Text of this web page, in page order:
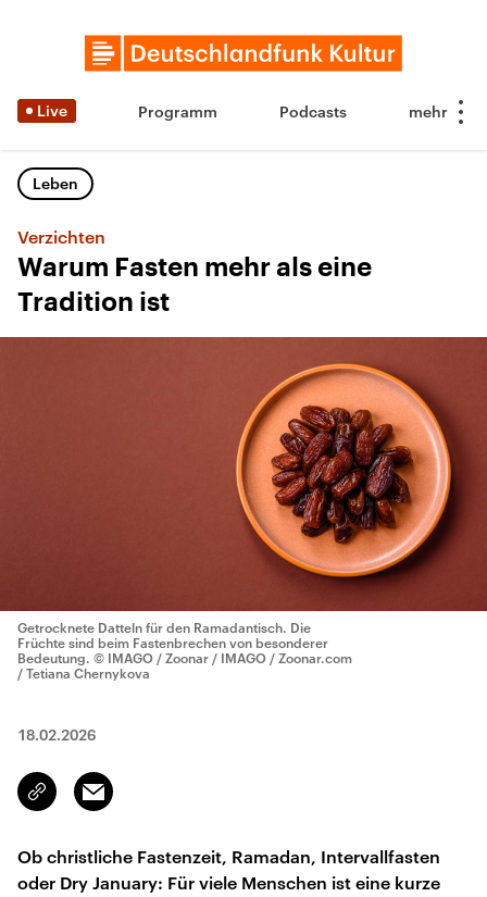
Live Programm Podcasts
Leben
Verzichten
Warum Fasten mehr als eine
Tradition ist
Getrocknete Datteln für den Ramadantisch. Die
Früchte sind beim Fastenbrechen von besonderer
Bedeutung. © IMAGO / Zoonar / IMAGO / Zoonar.com
/ Tetiana Chernykova
18.02.2026
Link
kopieren/teilen
Email
Ob christliche Fastenzeit, Ramadan, Intervallfasten
oder Dry January: Für viele Menschen ist eine kurze